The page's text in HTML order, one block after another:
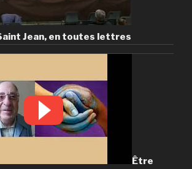
Jean, en toutes lettres
Être